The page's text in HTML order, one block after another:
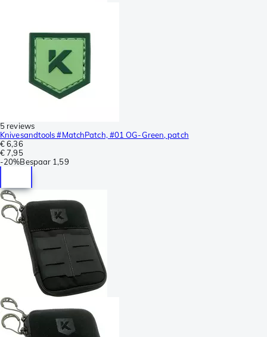
5 reviews
Knivesandtools #MatchPatch, #01 OG-Green, patch
€ 6,36
€ 7,95
-20%Bespaar 1,59